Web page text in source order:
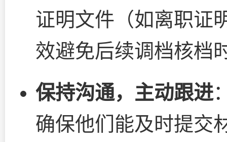
证明文件（如离职证
效避免后续调档核档
保持沟通，主动跟进
确保他们能及时提交